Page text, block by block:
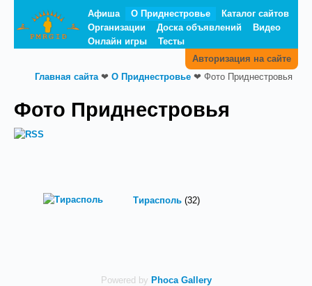
Афиша О Приднестровье
Каталог сайтов
Организации
Доска объявлений
Видео
Онлайн игры
Тесты
Авторизация на сайте
Главная сайта❤ О Приднестровье ❤ Фото Приднестровья
Фото Приднестровья
Тирасполь (32)
Powered by Phoca Gallery